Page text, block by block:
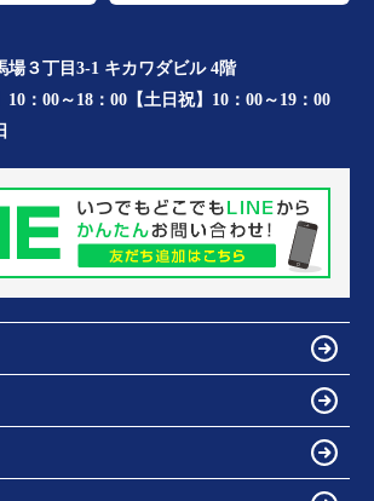
場３丁目3-1 キカワダビル 4階
10：00～18：00【土日祝】10：00～19：00